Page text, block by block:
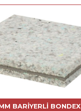
BARIYERLI BONDEX